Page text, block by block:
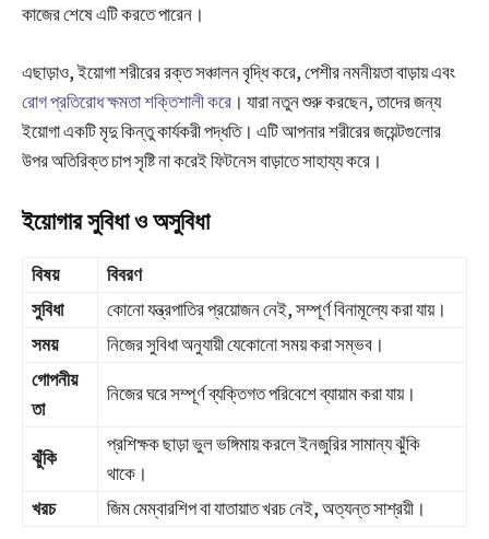
কাজের শেষে এটি করতে পারেন।
এছাড়াও, ইয়োগা শরীরের রক্ত সঞ্চালন বৃদ্ধি করে, পেশীর নমনীয়তা বাড়ায় এবং
রোগ প্রতিরোধ ক্ষমতা শক্তিশালী করে । যারা নতুন শুরু করছেন, তাদের জন্য
ইয়োগা একটি মৃদু কিন্তু কার্যকরী পদ্ধতি। এটি আপনার শরীরের জয়েন্টগুলোর
উপর অতিরিক্ত চাপ সৃষ্টি না করেই ফিটনেস বাড়াতে সাহায্য করে।
ইয়োগার সুবিধা ও অসুবিধা
বিষয়
বিবরণ
সুবিধা
কোনো যন্ত্রপাতির প্রয়োজন নেই, সম্পূর্ণ বিনামূল্যে করা যায়।
সময়
নিজের সুবিধা অনুযায়ী যেকোনো সময় করা সম্ভব।
গোপনীয়
তা
নিজের ঘরে সম্পূর্ণ ব্যক্তিগত পরিবেশে ব্যায়াম করা যায়।
ঝুঁকি
প্রশিক্ষক ছাড়া ভুল ভঙ্গিমায় করলে ইনজুরির সামান্য ঝুঁকি
থাকে।
খরচ
জিম মেম্বারশিপ বা যাতায়াত খরচ নেই, অত্যন্ত সাশ্রয়ী।